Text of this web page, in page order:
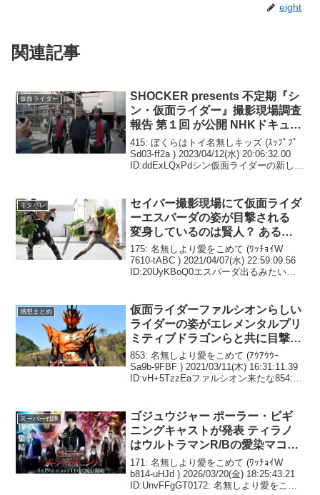
eight
関連記事
仮面ライダー
SHOCKER presents 不定期『シ
ン・仮面ライダー』撮影現場調査
報告 第１回 が公開 NHKドキュメ
ントとは真逆の朗らかな現場の雰
囲気が印象的 マスクの構造そう
なってるのか
415: ぼくらはトイ名無しキッズ (ｽｯﾌﾟﾌﾟ
Sd03-ff2a ) 2023/04/12(水) 20:06:32.00
ID:ddExLQxPdシン仮面ライダーの新しい
ネタバレ
セイバー撮影現場にて仮面ライダ
ーエスパーダの姿が目撃される
変身しているのは賢人？ あるい
は他の誰かか
175: 名無しより愛をこめて (ﾜｯﾁｮｲW
7610-tABC ) 2021/04/07(水) 22:59:09.56
ID:20UyKBoQ0エスパーダ出るみたいだ
感想まとめ
仮面ライダーファルシオンらしい
ライダーの姿がエレメンタルプリ
ミティブドラゴンらと共に目撃さ
れる 本編への登場ということな
ら バハト役 谷口賢志の出演も確
定か？
853: 名無しより愛をこめて (ｱｳｱｳｳｰ
Sa9b-9FBF ) 2021/03/11(木) 16:31:11.39
ID:vH+5TzzEaファルシオン来たな854:
スーパー戦隊
ゴジュウジャー ポーラー・ビギ
ニングキャストが発表 ティラノ
はウルトラマンR/Bの愛染マコト
イーグルはガッチャードのアトロ
ポス ユニコーンはセイバーの神
代麗花 など特撮経験者で固めて
171: 名無しより愛をこめて (ﾜｯﾁｮｲW
b814-uHJd ) 2026/03/20(金) 18:25:43.21
ID:UnvFFgGT0172: 名無しより愛をこめ